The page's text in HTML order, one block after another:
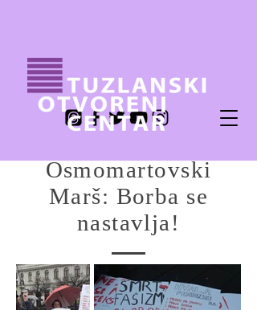
Osmomartovski
Marš: Borba se
nastavlja!